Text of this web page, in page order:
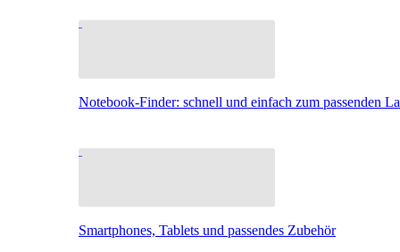
Notebook-Finder: schnell und einfach zum passenden
Smartphones, Tablets und passendes Zubehör